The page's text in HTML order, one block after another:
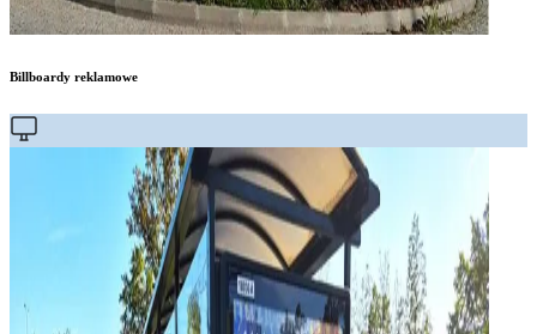
Billboardy reklamowe